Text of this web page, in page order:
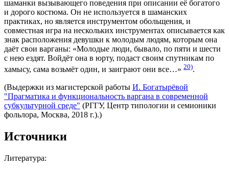
шаманки вызывающего поведения при описании её богатого
и дорого костюма. Он не используется в шаманских
практиках, но является инструментом обольщения, и
совместная игра на нескольких инструментах описывается как
знак расположения девушки к молодым людям, которым она
даёт свои варганы: «Молодые люди, бывало, по пяти и шести
с нею ездят. Войдёт она в юрту, подаст своим спутникам по
хамысу, сама возьмёт один, и заиграют они все…» 20).
(Выдержки из магистерской работы И. Богатырёвой
"Прагматика и функциональность варгана в современной
субкультурной среде" (РГГУ, Центр типологии и семионики
фольлора, Москва, 2018 г.).)
Источники
Литература: